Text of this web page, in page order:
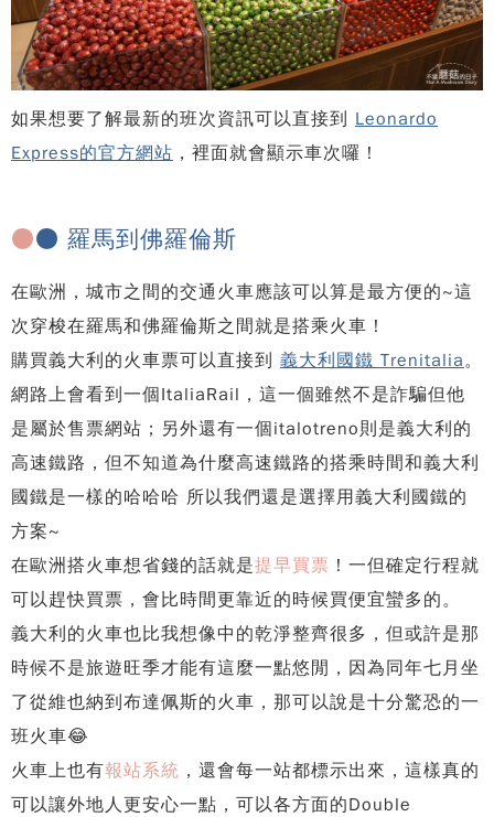
如果想要了解最新的班次資訊可以直接到 Leonardo
Express的官方網站 ，裡面就會顯示車次囉！
●● 羅馬到佛羅倫斯
在歐洲，城市之間的交通火車應該可以算是最方便的~這
次穿梭在羅馬和佛羅倫斯之間就是搭乘火車！
購買義大利的火車票可以直接到 義大利國鐵 Trenitalia。
網路上會看到一個ItaliaRail，這一個雖然不是詐騙但他
是屬於售票網站；另外還有一個italotreno則是義大利的
高速鐵路，但不知道為什麼高速鐵路的搭乘時間和義大利
國鐵是一樣的哈哈哈 所以我們還是選擇用義大利國鐵的
方案~
在歐洲搭火車想省錢的話就是提早買票 ！一但確定行程就
可以趕快買票，會比時間更靠近的時候買便宜蠻多的。
義大利的火車也比我想像中的乾淨整齊很多，但或許是那
時候不是旅遊旺季才能有這麼一點悠閒，因為同年七月坐
了從維也納到布達佩斯的火車，那可以說是十分驚恐的一
班火車😂
火車上也有報站系統 ，還會每一站都標示出來，這樣真的
可以讓外地人更安心一點，可以各方面的Double